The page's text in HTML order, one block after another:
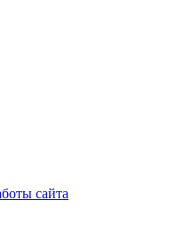
сайта